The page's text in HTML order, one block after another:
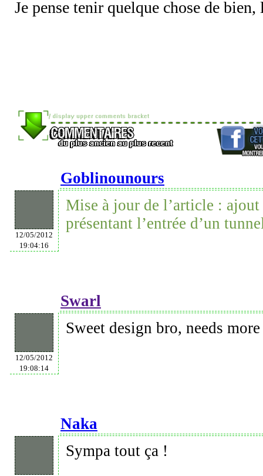
Je pense tenir quelque chose de bien,
Goblinounours
12/05/2012
19:04:16
Mise à jour de l’article : ajout
présentant l’entrée d’un
Swarl
12/05/2012
19:08:14
Sweet design bro, needs
Naka
Sympa tout ça !